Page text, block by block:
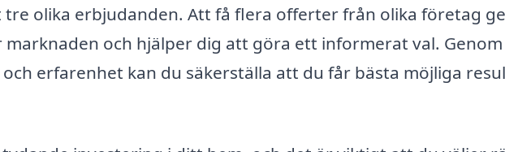
olika erbjudanden. Att få flera offerter från olika företag
och hjälper dig att göra ett informerat val.
erfarenhet kan du säkerställa att du får bästa möjliga